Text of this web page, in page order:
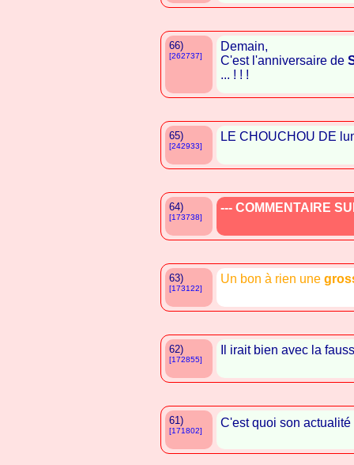
66)
[262737]
Demain,
C'est l'anniversaire de
... ! ! !
65)
[242933]
LE CHOUCHOU DE
64)
[173738]
--- COMMENTAIRE
63)
[173122]
Un bon à rien une
62)
[172855]
Il irait bien avec la
61)
[171802]
C'est quoi son